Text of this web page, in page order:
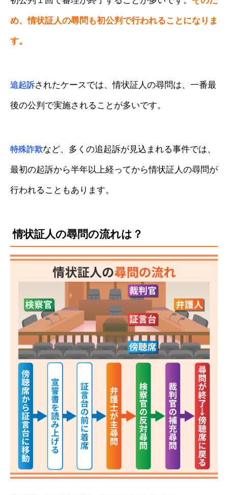
め、情状証人の尋問も初公判で行われることになりま
す。
追起訴されたケースでは、情状証人の尋問は、一番最
後の公判で実施されることが多いです。
特殊詐欺など、多くの追起訴が見込まれる事件では、
最初の起訴から半年以上経ってから情状証人の尋問が
行われることもあります。
情状証人の尋問の流れは？